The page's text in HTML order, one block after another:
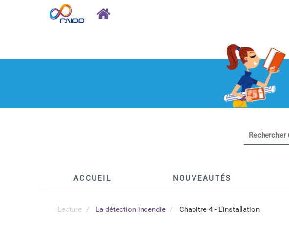
ACCUEIL NOUVEAUTÉS
Lecture La détection incendie Chapitre 4 - L’installation